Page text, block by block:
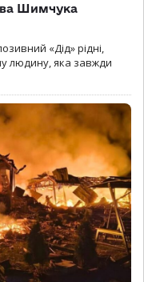
Шимчука
«Дід» рідні,
людину, яка завжди